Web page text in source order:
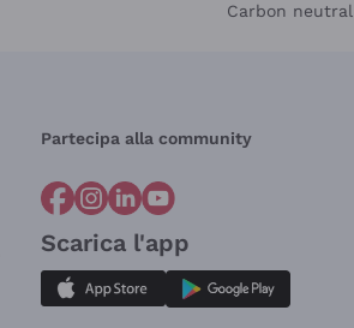
Carbon neutral
Partecipa alla community
Scarica l'app